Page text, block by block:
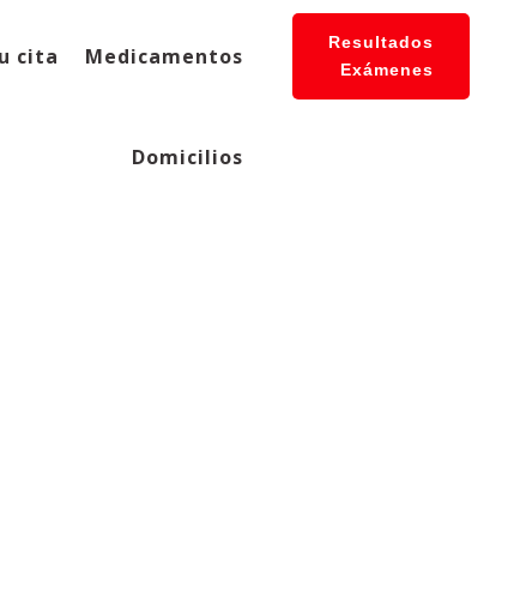
cita Medicamentos
Domicilios
Resultados
Exámenes